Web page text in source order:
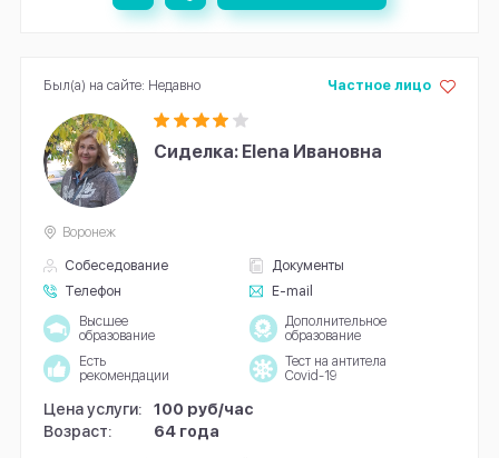
Сиделка: Elena Ивановна
Собеседование
Документы
Телефон
E-mail
Частное лицо
Воронеж
Высшее
образование
Дополнительное
образование
Есть
рекомендации
Тест на антитела
Covid-19
Цена услуги:
100 руб/час
Возраст:
64 года
Был(а) на сайте: Недавно